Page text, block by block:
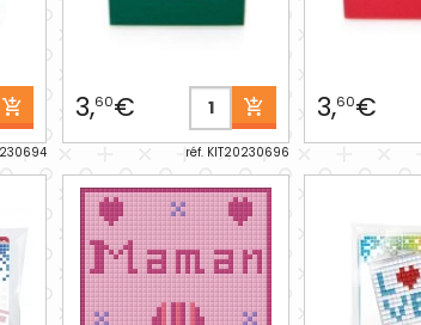
3,60€
réf. KIT20230696
3,60€